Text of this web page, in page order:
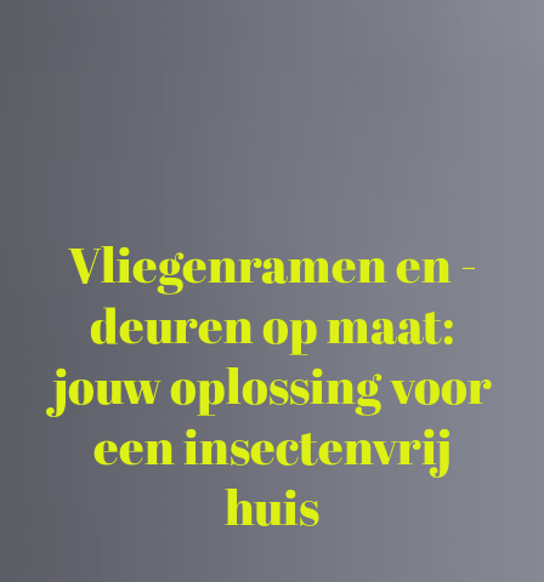
Vliegenramen en -
deuren op maat:
jouw oplossing voor
een insectenvrij
huis